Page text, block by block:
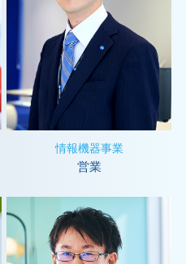
情報機器事業
営業